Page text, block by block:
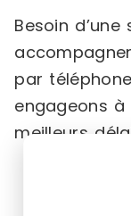
Besoin
par
engageons
meilleurs